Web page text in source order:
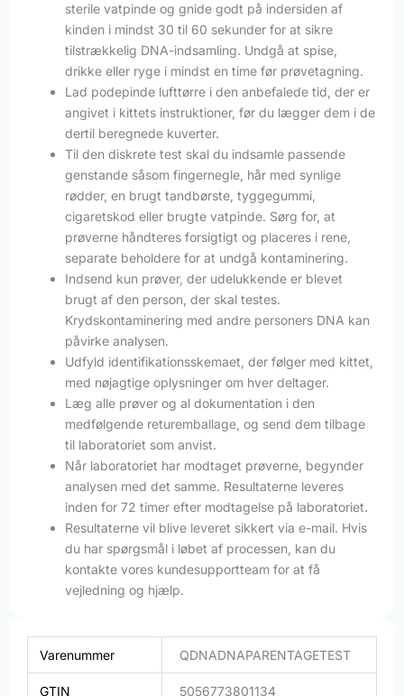
sterile vatpinde og gnide godt på indersiden af
kinden i mindst 30 til 60 sekunder for at sikre
tilstrækkelig DNA-indsamling. Undgå at spise,
drikke eller ryge i mindst en time før prøvetagning.
Lad podepinde lufttørre i den anbefalede tid, der er
angivet i kittets instruktioner, før du lægger dem i de
dertil beregnede kuverter.
Til den diskrete test skal du indsamle passende
genstande såsom fingernegle, hår med synlige
rødder, en brugt tandbørste, tyggegummi,
cigaretskod eller brugte vatpinde. Sørg for, at
prøverne håndteres forsigtigt og placeres i rene,
separate beholdere for at undgå kontaminering.
Indsend kun prøver, der udelukkende er blevet
brugt af den person, der skal testes.
Krydskontaminering med andre personers DNA kan
påvirke analysen.
Udfyld identifikationsskemaet, der følger med kittet,
med nøjagtige oplysninger om hver deltager.
Læg alle prøver og al dokumentation i den
medfølgende returemballage, og send dem tilbage
til laboratoriet som anvist.
Når laboratoriet har modtaget prøverne, begynder
analysen med det samme. Resultaterne leveres
inden for 72 timer efter modtagelse på laboratoriet.
Resultaterne vil blive leveret sikkert via e-mail. Hvis
du har spørgsmål i løbet af processen, kan du
kontakte vores kundesupportteam for at få
vejledning og hjælp.
Varenummer QDNADNAPARENTAGETEST
GTIN 5056773801134